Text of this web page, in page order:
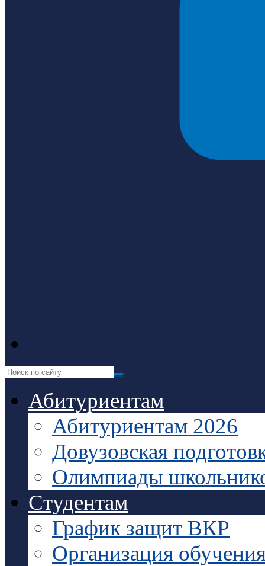
Абитуриентам
Абитуриентам 2026
Довузовская
Олимпиады
Студентам
График защит ВКР
Организация